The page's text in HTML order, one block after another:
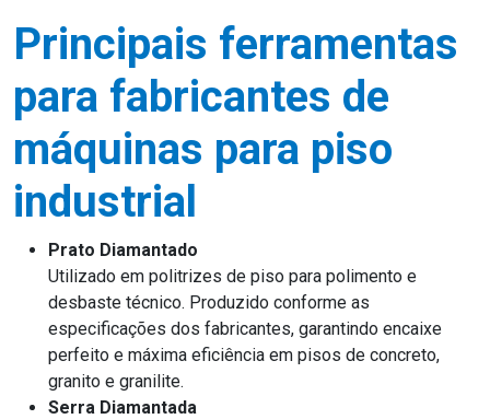
Principais ferramentas
para fabricantes de
máquinas para piso
industrial
Prato Diamantado
Utilizado em politrizes de piso para polimento e
desbaste técnico. Produzido conforme as
especificações dos fabricantes, garantindo encaixe
perfeito e máxima eficiência em pisos de concreto,
granito e granilite.
Serra Diamantada